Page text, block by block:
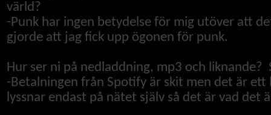
värld?
-Punk har ingen betydelse för mig utöver att
gjorde att jag fick upp ögonen för punk.
Hur ser ni på nedladdning, mp3 och
-Betalningen från Spotify är skit men det är
lyssnar endast på nätet själv så det är vad det